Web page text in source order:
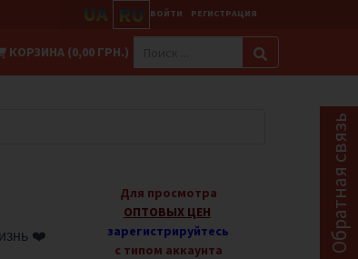
UA RU ВОЙТИ РЕГИСТРАЦИЯ
КОРЗИНА (0,00 ГРН.)
Обратная связь
❤️
Для просмотра
ОПТОВЫХ ЦЕН
зарегистрируйтесь
с типом аккаунта